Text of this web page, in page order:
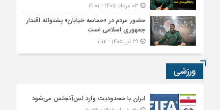
حضور مردم در «حماسه خیابان» پشتوانه اقتدار
جمهوری اسلامی است
ورزشی
ایران با محدودیت وارد لس‌آنجلس می‌شود